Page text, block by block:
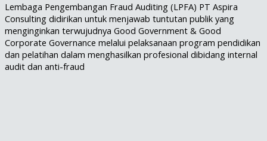
Lembaga Pengembangan Fraud Auditing (LPFA) PT Aspira
Consulting didirikan untuk menjawab tuntutan publik yang
menginginkan terwujudnya Good Government & Good
Corporate Governance melalui pelaksanaan program pendidikan
dan pelatihan dalam menghasilkan profesional dibidang internal
audit dan anti-fraud